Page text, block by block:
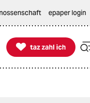
epaper login

taz zahl ich
taz zahl ich